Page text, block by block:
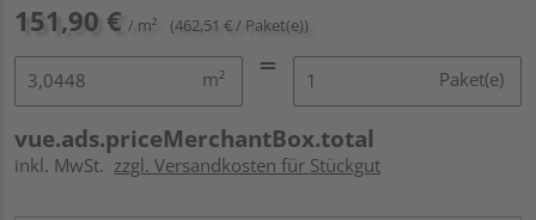
151,90 € / m² (462,51 € / Paket(e))
m² Paket(e)
vue.ads.priceMerchantBox.total
inkl. MwSt. zzgl. Versandkosten für Stückgut